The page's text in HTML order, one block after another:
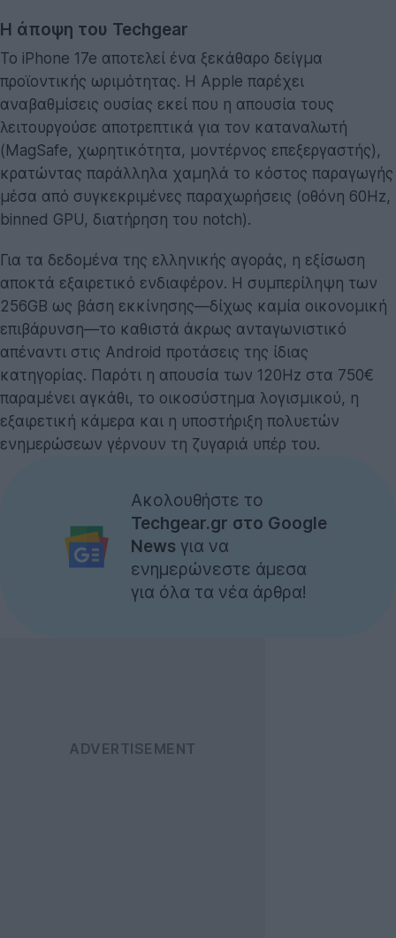
Η άποψη του Techgear
Το iPhone 17e αποτελεί ένα ξεκάθαρο δείγμα
προϊοντικής ωριμότητας. Η Apple παρέχει
αναβαθμίσεις ουσίας εκεί που η απουσία τους
λειτουργούσε αποτρεπτικά για τον καταναλωτή
(MagSafe, χωρητικότητα, μοντέρνος επεξεργαστής),
κρατώντας παράλληλα χαμηλά το κόστος παραγωγής
μέσα από συγκεκριμένες παραχωρήσεις (οθόνη 60Hz,
binned GPU, διατήρηση του notch).
Για τα δεδομένα της ελληνικής αγοράς, η εξίσωση
αποκτά εξαιρετικό ενδιαφέρον. Η συμπερίληψη των
256GB ως βάση εκκίνησης—δίχως καμία οικονομική
επιβάρυνση—το καθιστά άκρως ανταγωνιστικό
απέναντι στις Android προτάσεις της ίδιας
κατηγορίας. Παρότι η απουσία των 120Hz στα 750€
παραμένει αγκάθι, το οικοσύστημα λογισμικού, η
εξαιρετική κάμερα και η υποστήριξη πολυετών
ενημερώσεων γέρνουν τη ζυγαριά υπέρ του.
Ακολουθήστε το
Techgear.gr στο Google
News για να
ενημερώνεστε άμεσα
για όλα τα νέα άρθρα!